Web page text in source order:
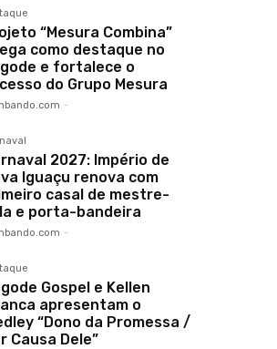
“Mesura Combina”
como destaque no
e fortalece o
do Grupo Mesura
-
2027: Império de
Iguaçu renova com
casal de mestre-
e porta-bandeira
-
Gospel e Kellen
apresentam o
“Dono da Promessa /
Causa Dele”